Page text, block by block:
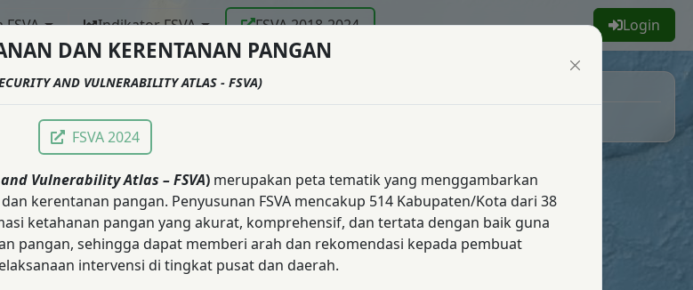
FSVA Indikator FSVA FSVA 2018-2024 Login
DAN KERENTANAN PANGAN
AND VULNERABILITY ATLAS - FSVA)
FSVA 2024
Vulnerability Atlas – FSVA) merupakan peta tematik yang menggambarkan
kerentanan pangan. Penyusunan FSVA mencakup 514 Kabupaten/Kota dari 38
ketahanan pangan yang akurat, komprehensif, dan tertata dengan baik guna
pangan, sehingga dapat memberi arah dan rekomendasi kepada pembuat
intervensi di tingkat pusat dan daerah.